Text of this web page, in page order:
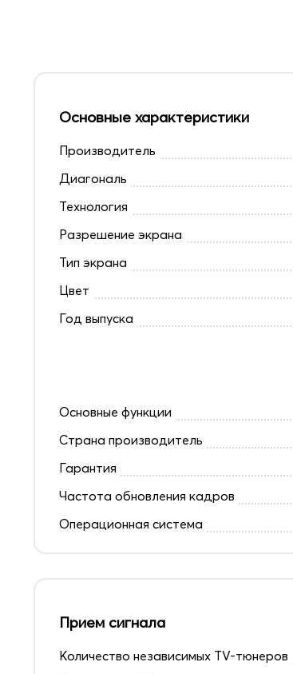
Основные характеристики
Производитель
Диагональ
Технология
Разрешение экрана
Тип экрана
Цвет
Год выпуска
Основные функции
Страна производитель
Гарантия
Частота обновления кадров
Операционная система
Прием сигнала
Количество независимых TV-тюнеров